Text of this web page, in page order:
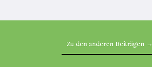
Zu den anderen Beiträgen →